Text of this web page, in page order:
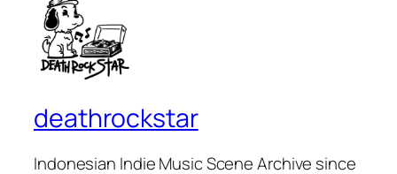
deathrockstar
Indonesian Indie Music Scene Archive since